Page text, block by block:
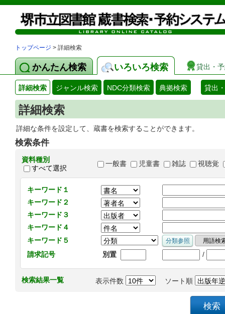
トップページ > 詳細検索
かんたん検索 いろいろ検索 貸出・
詳細検索 ジャンル検索 NDC分類検索 典拠検索 貸出
詳細検索
詳細な条件を設定して、蔵書を検索することができます。
検索条件
資料種別
すべて選択
一般書 児童書 雑誌 視聴覚
キーワード１
キーワード２
キーワード３
キーワード４
キーワード５
請求記号
別置 /
検索結果一覧 表示件数 ソート順